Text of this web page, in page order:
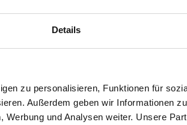
Details
zu personalisieren, Funktionen für
Außerdem geben wir Informationen
und Analysen weiter. Unsere
klima-
Gewerbetreibender?
bin. Alle Preise werden netto